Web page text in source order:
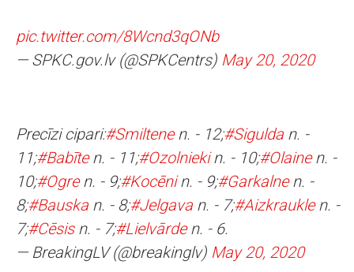
pic.twitter.com/8Wcnd3qONb
— SPKC.gov.lv (@SPKCentrs) May 20, 2020
Precīzi cipari:#Smiltenen. - 12;#Sigulda n. -
11;#Babīten. - 11;#Ozolniekin. - 10;#Olainen. -
10;#Ogren. - 9;#Kocēnin. - 9;#Garkalnen. -
8;#Bauska n. - 8;#Jelgava n. - 7;#Aizkrauklen. -
7;#Cēsisn. - 7;#Lielvārden. - 6.
— BreakingLV (@breakinglv) May 20, 2020